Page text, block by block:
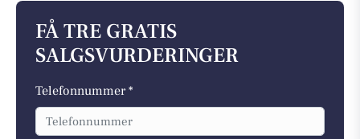
FÅ TRE GRATIS
SALGSVURDERINGER
Telefonnummer *